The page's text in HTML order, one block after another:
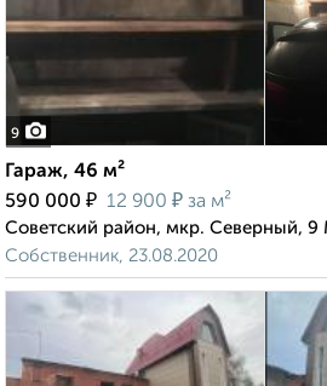
9
Гараж, 46 м²
590 000 ₽ 12 900 ₽ за м²
Советский район, мкр. Северный, 9
Собственник, 23.08.2020